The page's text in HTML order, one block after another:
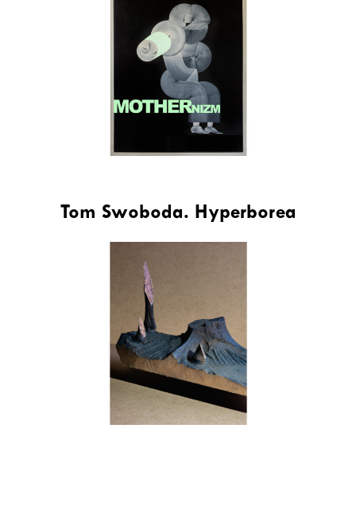
Tom Swoboda. Hyperborea